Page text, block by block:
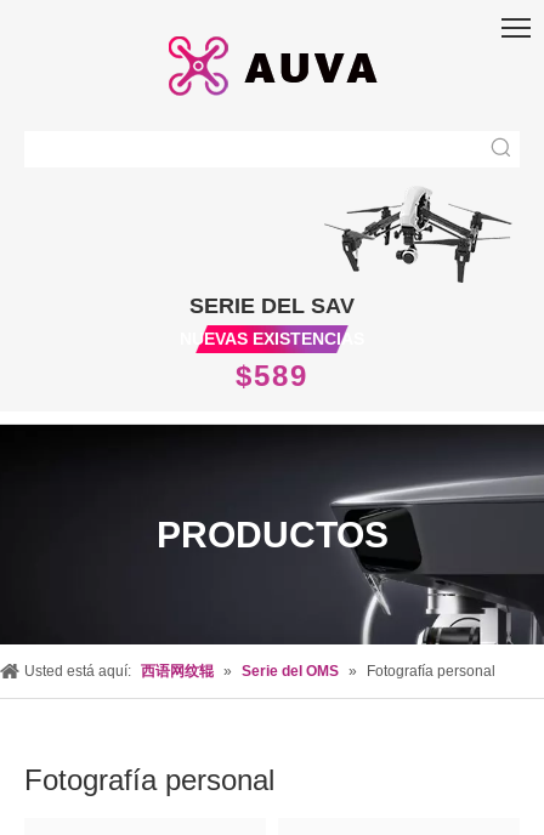
SERIE DEL SAV
NUEVAS EXISTENCIAS
$589
PRODUCTOS
Usted está aquí: 西语网纹辊 » Serie del OMS » Fotografía personal
Fotografía personal